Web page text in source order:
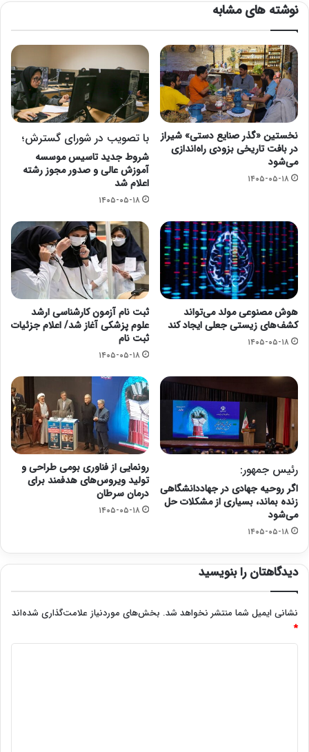
نوشته های مشابه
نخستین «گذر صنایع دستی» شیراز
در بافت تاریخی بزودی راه‌اندازی
می‌شود
۱۴۰۵-۰۵-۱۸
با تصویب در شورای گسترش؛
شروط جدید تاسیس موسسه
آموزش عالی و صدور مجوز رشته
اعلام شد
۱۴۰۵-۰۵-۱۸
هوش مصنوعی مولد می‌تواند
کشف‌های زیستی جعلی ایجاد کند
۱۴۰۵-۰۵-۱۸
ثبت نام آزمون کارشناسی ارشد
علوم پزشکی آغاز شد/ اعلام جزئیات
ثبت نام
۱۴۰۵-۰۵-۱۸
رئیس جمهور:
اگر روحیه جهادی در جهاددانشگاهی
زنده بماند، بسیاری از مشکلات حل
می‌شود
۱۴۰۵-۰۵-۱۸
رونمایی از فناوری بومی طراحی و
تولید ویروس‌های هدفمند برای
درمان سرطان
۱۴۰۵-۰۵-۱۸
دیدگاهتان را بنویسید
نشانی ایمیل شما منتشر نخواهد شد. بخش‌های موردنیاز علامت‌گذاری شده‌اند
*